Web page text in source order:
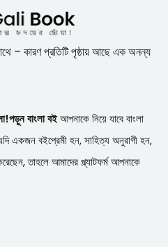
– কারণ প্রতিটি পৃষ্ঠায় আছে এক অনন্য
পড়ুন বাংলা বইআপনাকে নিয়ে যাবে বাংলা
একজন বইপ্রেমী হন, সাহিত্য অনুরাগী হন,
তাহলে আমাদের প্ল্যাটফর্ম আপনাকে